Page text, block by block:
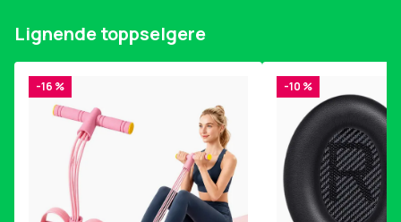
Produktsikkerhetsinformasjon
Lignende toppselgere
-16 % -10 %